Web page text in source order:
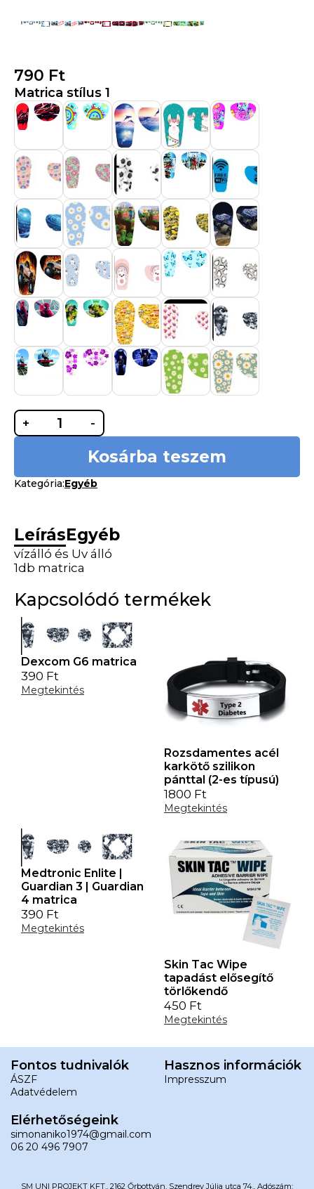
790 Ft
Matrica stílus 1
Medtronic
640G,
780G
+ -
Kosárba teszem
Kategória:Egyéb
LeírásEgyéb
vízálló és Uv álló
1db matrica
Kapcsolódó termékek
Dexcom G6 matrica
390 Ft
Megtekintés
Rozsdamentes acél
karkötő szilikon
pánttal (2-es típusú)
1800 Ft
Megtekintés
Medtronic Enlite |
Guardian 3 | Guardian
4 matrica
390 Ft
Megtekintés
Skin Tac Wipe
tapadást elősegítő
törlőkendő
450 Ft
Megtekintés
Fontos tudnivalók
ÁSZF
Adatvédelem
Hasznos információk
Impresszum
Elérhetőségeink
simonaniko1974@gmail.com
06 20 496 7907
SM UNI PROJEKT KFT., 2162 Őrbottyán, Szendrey Júlia utca 74., Adószám: